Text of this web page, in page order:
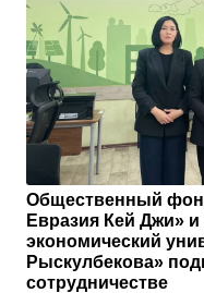
Общественный
Евразия Кей Джи»
экономический
Рыскулбекова»
сотрудничестве